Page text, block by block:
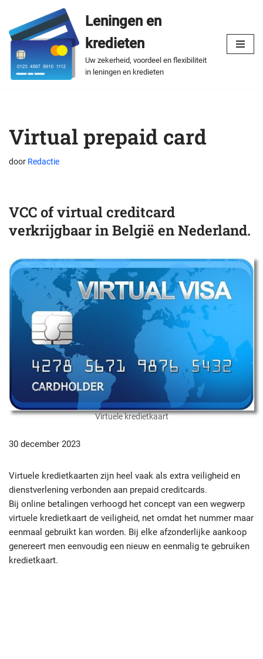
Spring
naar
de
inhoud
Leningen en
kredieten
Uw zekerheid, voordeel en flexibiliteit
in leningen en kredieten
Virtual prepaid card
door Redactie
VCC of virtual creditcard
verkrijgbaar in België en Nederland.
Virtuele kredietkaart
30 december 2023
Virtuele kredietkaarten zijn heel vaak als extra veiligheid en
dienstverlening verbonden aan prepaid creditcards.
Bij online betalingen verhoogd het concept van een wegwerp
virtuele kredietkaart de veiligheid, net omdat het nummer maar
eenmaal gebruikt kan worden. Bij elke afzonderlijke aankoop
genereert men eenvoudig een nieuw en eenmalig te gebruiken
kredietkaart.